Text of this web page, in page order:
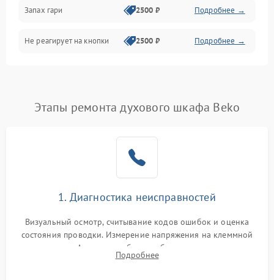
Запах гари 2500 ₽ Подробнее →
Не реагирует на кнопки 2500 ₽ Подробнее →
Этапы ремонта духового шкафа Beko
1. Диагностика неисправностей
Визуальный осмотр, считывание кодов ошибок и оценка
состояния проводки. Измерение напряжения на клеммной
колодке. Анализ жалоб на проблемы с нагревом,
конвекцией, панелью управления или блокировкой дверцы.
Подробнее